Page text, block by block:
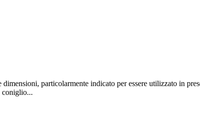
particolarmente indicato per essere utilizzato in
coniglio...